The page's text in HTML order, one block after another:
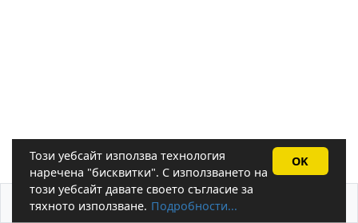
За бисквитките Системни изисквания
Този уебсайт използва технология
наречена "бисквитки". С използването на
този уебсайт давате своето съгласие за
тяхното използване. Подробности...
OK